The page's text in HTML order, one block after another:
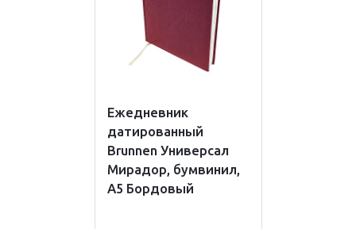
Ежедневник
датированный
Brunnen Универсал
Мирадор, бумвинил,
А5 Бордовый